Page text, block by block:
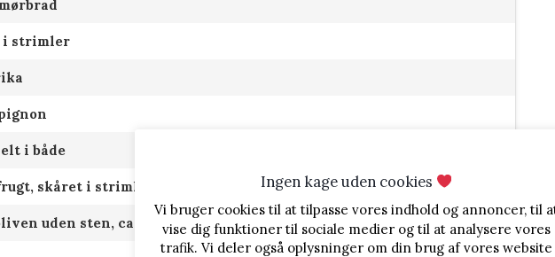
i strimler
i både
skåret i strimler
uden sten, ca 110 g drænet vægt
Ingen kage uden cookies
Vi bruger cookies til at tilpasse vores indhold og annoncer, til
vise dig funktioner til sociale medier og til at analysere vores
trafik. Vi deler også oplysninger om din brug af vores website